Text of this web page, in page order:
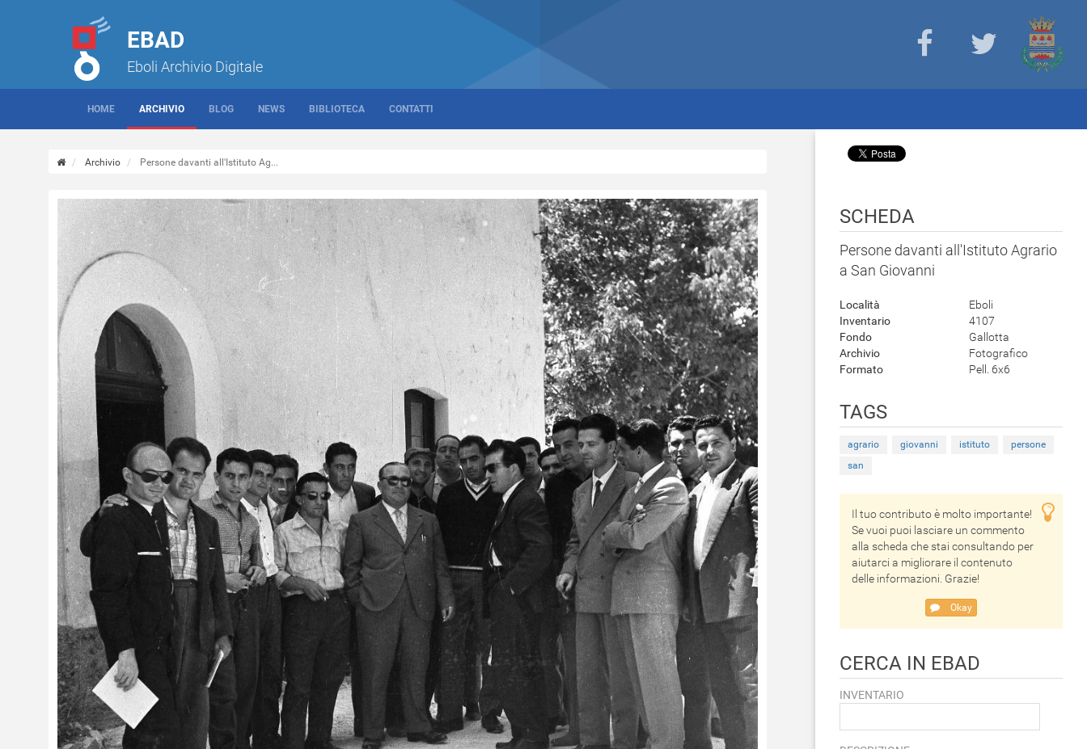
EBAD
Eboli Archivio Digitale
HOME ARCHIVIO BLOG NEWS BIBLIOTECA CONTATTI
Archivio Persone davanti all'Istituto Ag...
SCHEDA
Persone davanti all'Istituto Agrario
a San Giovanni
Località
Eboli
Inventario
4107
Fondo
Gallotta
Archivio
Fotografico
Formato
Pell. 6x6
TAGS
agrario giovanni istituto
persone
san
Il tuo contributo è molto importante!
Se vuoi puoi lasciare un commento
alla scheda che stai consultando per
aiutarci a migliorare il contenuto
delle informazioni. Grazie!
Okay
CERCA IN EBAD
INVENTARIO